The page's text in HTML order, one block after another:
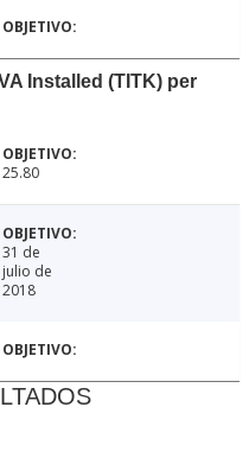
Installed (TITK) per
25.80
31 de
julio de
2018